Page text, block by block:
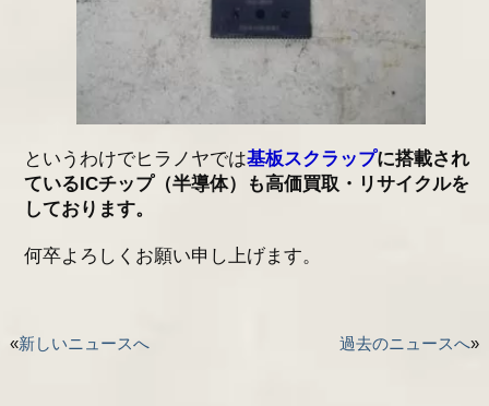
というわけでヒラノヤでは基板スクラップに搭載され
ているICチップ（半導体）も高価買取・リサイクルを
しております。
何卒よろしくお願い申し上げます。
«新しいニュースへ 過去のニュースへ»